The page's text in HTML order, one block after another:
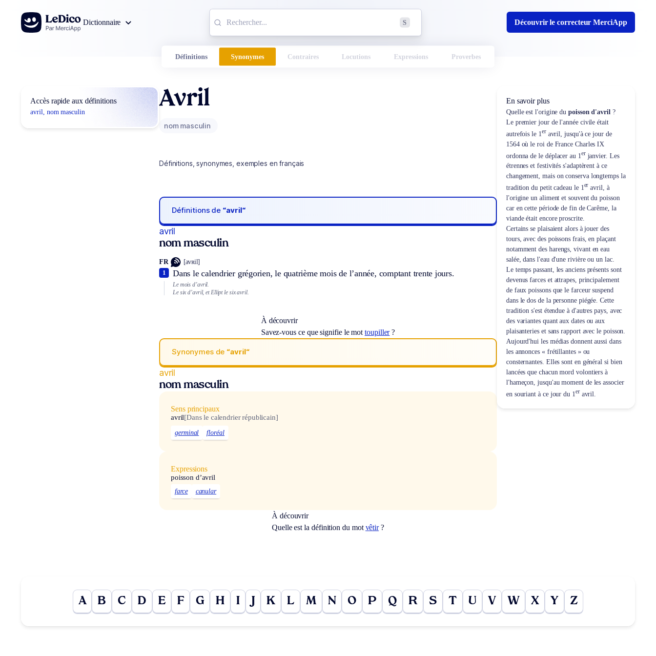
Aller au contenu
Dictionnaire
S Découvrir le correcteur MerciApp
Définitions Synonymes Contraires Locutions Expressions Proverbes
Accès rapide aux définitions
avril, nom masculin
Avril
nom masculin
Définitions, synonymes, exemples en français
Définitions de “avril“
avril
nom masculin
FR [avʀil]
Dans le calendrier grégorien, le quatrième mois de l’année, comptant trente jours.
1
Le mois d’avril.
Le six d’avril, etEllipt le six avril.
À découvrir
Savez-vous ce que signifie le mottoupiller?
Synonymes de “avril“
avril
nom masculin
Sens principaux
avril[Dans le calendrier républicain]
germinal floréal
Expressions
poisson d’avril
farce canular
À découvrir
Quelle est la définition du mot vêtir?
En savoir plus
Quelle est l'origine dupoisson d'avril?
Le premier jour de l'année civile était
autrefois le 1eravril, jusqu'à ce jour de
1564 où le roi de France Charles IX
ordonna de le déplacer au 1erjanvier. Les
étrennes et festivités s'adaptèrent à ce
changement, mais on conserva longtemps la
tradition du petit cadeau le 1 er avril, à
l'origine un aliment et souvent du poisson
car en cette période de fin de Carême, la
viande était encore proscrite.
Certains se plaisaient alors à jouer des
tours, avec des poissons frais, en plaçant
notamment des harengs, vivant en eau
salée, dans l'eau d'une rivière ou un lac.
Le temps passant, les anciens présents sont
devenus farces et attrapes, principalement
de faux poissons que le farceur suspend
dans le dos de la personne piégée. Cette
tradition s'est étendue à d'autres pays, avec
des variantes quant aux dates ou aux
plaisanteries et sans rapport avec le poisson.
Aujourd'hui les médias donnent aussi dans
les annonces « frétillantes » ou
consternantes. Elles sont en général si bien
lancées que chacun mord volontiers à
l'hameçon, jusqu'au moment de les associer
en souriant à ce jour du 1eravril.
A B C D E F G H I J K L M N O P Q R S T U V W X Y Z